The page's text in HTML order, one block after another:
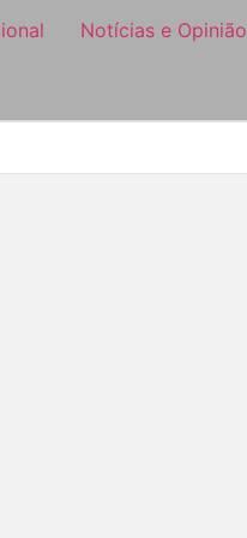
Notícias e Opinião